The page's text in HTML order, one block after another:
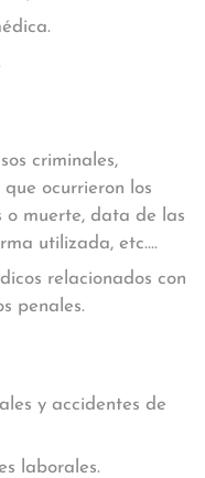
criminales,
ocurrieron los
o muerte, data de las
utilizada, etc....
relacionados con
penales.
y accidentes de
laborales.